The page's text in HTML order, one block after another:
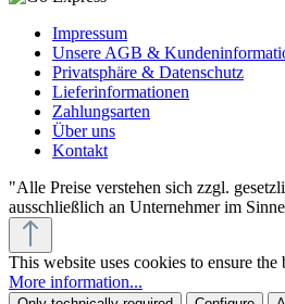
Impressum
Unsere AGB &
Privatsphäre & Datenschutz
Lieferinformationen
Zahlungsarten
Über uns
Kontakt
"Alle Preise verstehen sich zzgl.
ausschließlich an Unternehmer im
This website uses cookies to ensure the
More information...